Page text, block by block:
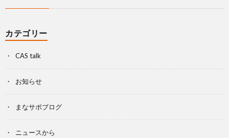
カテゴリー
CAS talk
お知らせ
まなサポブログ
ニュースから